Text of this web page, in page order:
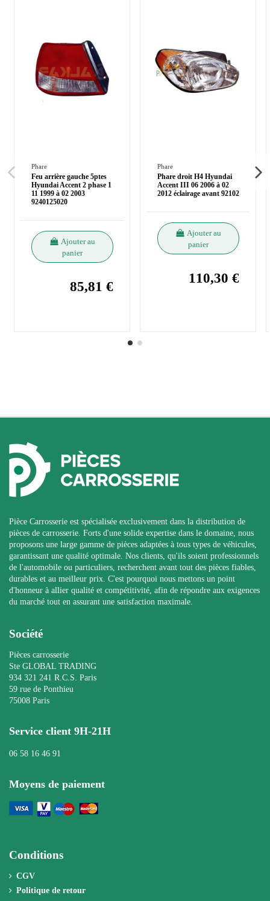
Phare
Feu arrière gauche 5ptes
Hyundai Accent 2 phase 1
11 1999 à 02 2003
9240125020
Ajouter au
panier
85,81 €
Phare
Phare droit H4 Hyundai
Accent III 06 2006 à 02
2012 éclairage avant 92102
Ajouter au
panier
110,30 €
Pièce Carrosserie est spécialisée exclusivement dans la distribution de
pièces de carrosserie. Forts d'une solide expertise dans le domaine, nous
proposons une large gamme de pièces adaptées à tous types de véhicules,
garantissant une qualité optimale. Nos clients, qu'ils soient professionnels
de l'automobile ou particuliers, recherchent avant tout des pièces fiables,
durables et au meilleur prix. C'est pourquoi nous mettons un point
d'honneur à allier qualité et compétitivité, afin de répondre aux exigences
du marché tout en assurant une satisfaction maximale.
Société
Pièces carrosserie
Ste GLOBAL TRADING
934 321 241 R.C.S. Paris
59 rue de Ponthieu
75008 Paris
Service client 9H-21H
06 58 16 46 91
Moyens de paiement
Conditions
CGV
Politique de retour